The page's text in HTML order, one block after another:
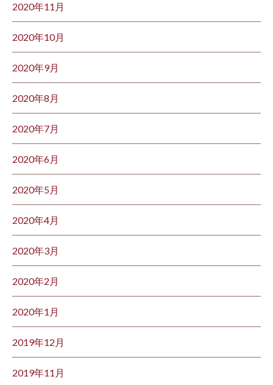
2020年11月
2020年10月
2020年9月
2020年8月
2020年7月
2020年6月
2020年5月
2020年4月
2020年3月
2020年2月
2020年1月
2019年12月
2019年11月